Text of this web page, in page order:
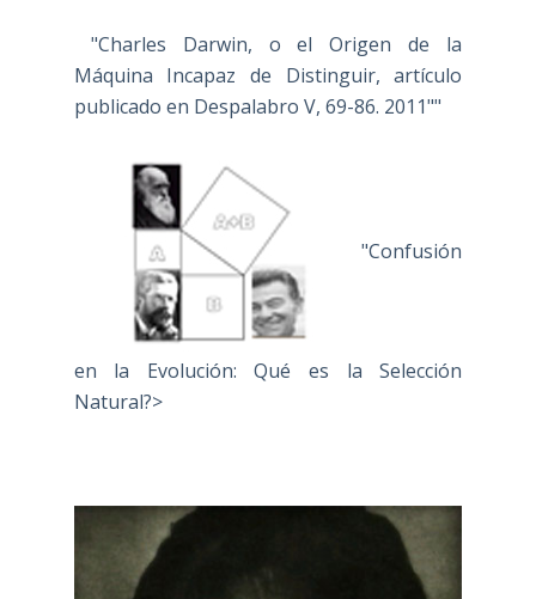
"Charles Darwin, o el Origen de la
Máquina Incapaz de Distinguir, artículo
publicado en Despalabro V, 69-86. 2011""
"Confusión
en la Evolución: Qué es la Selección
Natural?>